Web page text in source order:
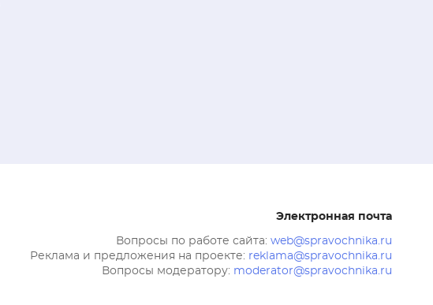
Электронная почта
Вопросы по работе сайта: web@spravochnika.ru
Реклама и предложения на проекте: reklama@spravochnika.ru
Вопросы модератору: moderator@spravochnika.ru